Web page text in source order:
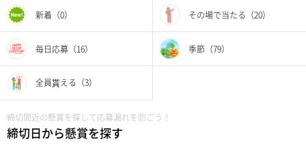
新着（0） その場で当たる（20）
毎日応募（16） 季節（79）
全員貰える（3）
締切間近の懸賞を探して応募漏れを防ごう！
締切日から懸賞を探す